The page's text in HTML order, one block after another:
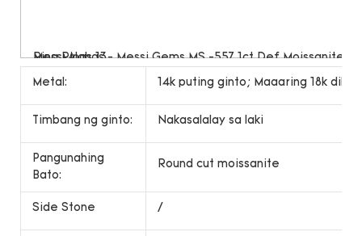
Metal: 14k puting ginto; Maaaring 18k
Timbang ng ginto: Nakasalalay sa laki
Pangunahing
Bato:
Round cut moissanite
Side Stone /